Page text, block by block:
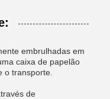
embrulhadas em
caixa de papelão
o transporte.
de